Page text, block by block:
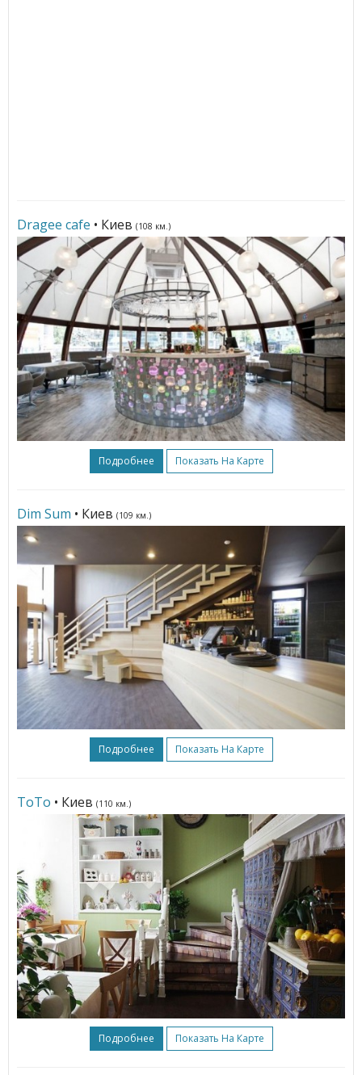
Dragee cafe • Киев (108 км.)
Подробнее Показать На Карте
Dim Sum • Киев (109 км.)
Подробнее Показать На Карте
ТоТо • Киев (110 км.)
Подробнее Показать На Карте